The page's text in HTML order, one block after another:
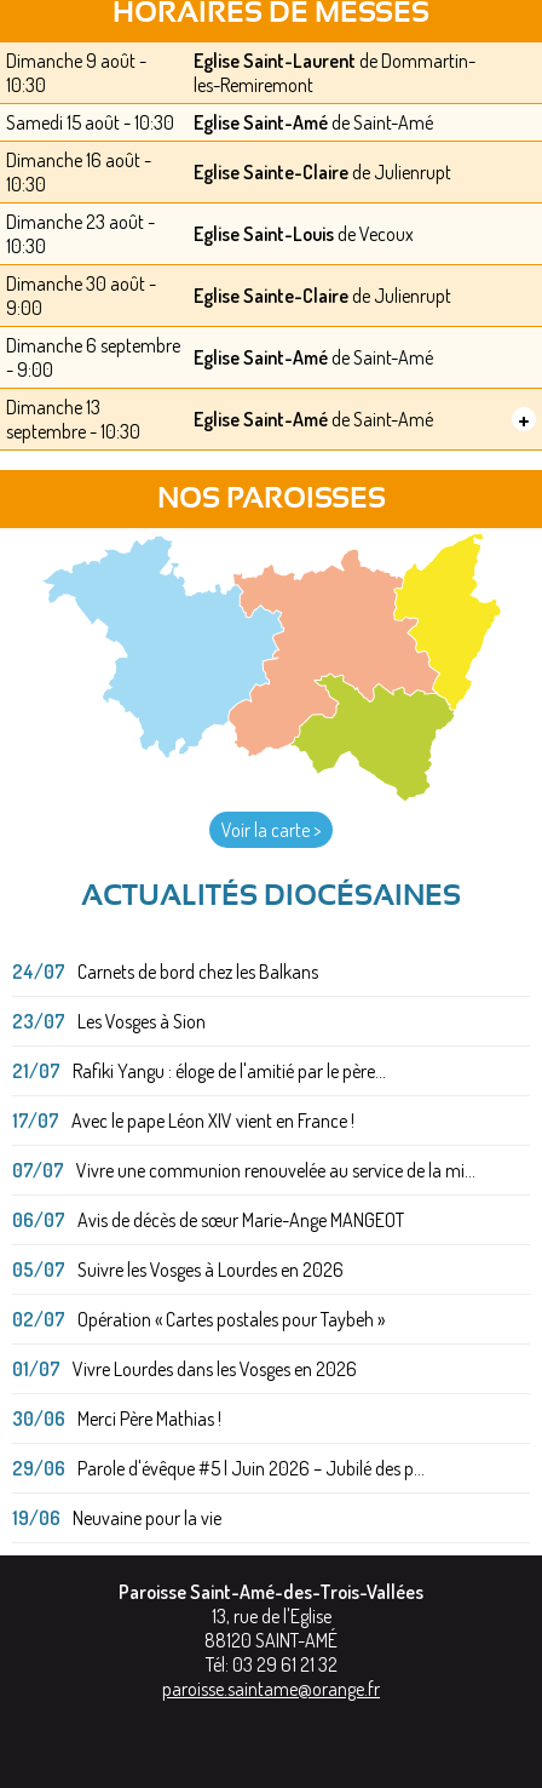
HORAIRES DE MESSES
Dimanche 9 août -
10:30
Eglise Saint-Laurent de Dommartin-
les-Remiremont
Samedi 15 août - 10:30
Eglise Saint-Améde Saint-Amé
Dimanche 16 août -
10:30
Eglise Sainte-Clairede Julienrupt
Dimanche 23 août -
10:30
Eglise Saint-Louisde Vecoux
Dimanche 30 août -
9:00
Eglise Sainte-Clairede Julienrupt
Dimanche 6 septembre
- 9:00
Eglise Saint-Améde Saint-Amé
Dimanche 13
septembre - 10:30
Eglise Saint-Améde Saint-Amé +
NOS PAROISSES
Voir la carte >
ACTUALITÉS DIOCÉSAINES
24/07 Carnets de bord chez les Balkans
23/07 Les Vosges à Sion
21/07 Rafiki Yangu : éloge de l'amitié par le père...
17/07 Avec le pape Léon XIV vient en France !
07/07 Vivre une communion renouvelée au service de la mi...
06/07 Avis de décès de sœur Marie-Ange MANGEOT
05/07 Suivre les Vosges à Lourdes en 2026
02/07 Opération « Cartes postales pour Taybeh »
01/07 Vivre Lourdes dans les Vosges en 2026
30/06 Merci Père Mathias !
29/06 Parole d'évêque #5 | Juin 2026 – Jubilé des p...
19/06 Neuvaine pour la vie
Paroisse Saint-Amé-des-Trois-Vallées
13, rue de l'Eglise
88120 SAINT-AMÉ
Tél: 03 29 61 21 32
paroisse.saintame@orange.fr